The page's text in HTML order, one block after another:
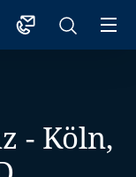
- Köln,